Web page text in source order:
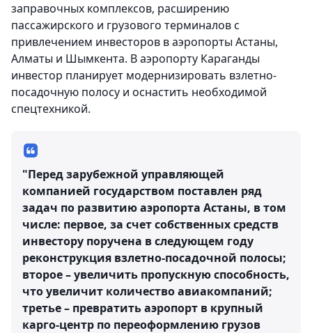
заправочных комплексов, расширению
пассажирского и грузового терминалов с
привлечением инвесторов в аэропорты Астаны,
Алматы и Шымкента. В аэропорту Караганды
инвестор планирует модернизировать взлетно-
посадочную полосу и оснастить необходимой
спецтехникой.
"Перед зарубежной управляющей
компанией государством поставлен ряд
задач по развитию аэропорта Астаны, в том
числе: первое, за счет собственных средств
инвестору поручена в следующем году
реконструкция взлетно-посадочной полосы;
второе – увеличить пропускную способность,
что увеличит количество авиакомпаний;
третье – превратить аэропорт в крупный
карго-центр по переоформлению грузов